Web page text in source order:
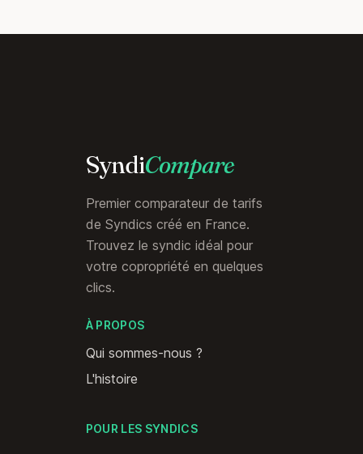
SyndiCompare
Premier comparateur de tarifs
de Syndics créé en France.
Trouvez le syndic idéal pour
votre copropriété en quelques
clics.
À PROPOS
Qui sommes-nous ?
L'histoire
POUR LES SYNDICS